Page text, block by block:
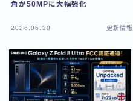
角が50MPに大幅強化
2026.06.30 更新情報